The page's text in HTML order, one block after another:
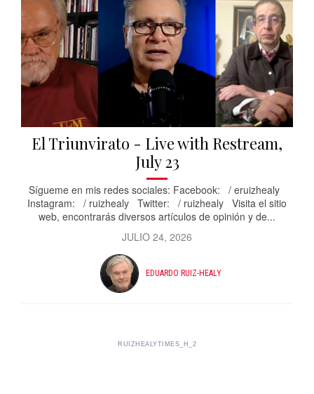
El Triunvirato - Live with Restream,
July 23
Sígueme en mis redes sociales: Facebook: / eruizhealy
Instagram: / ruizhealy Twitter: / ruizhealy Visita el sitio
web, encontrarás diversos artículos de opinión y de...
JULIO 24, 2026
EDUARDO RUIZ-HEALY
RUIZHEALYTIMES_H_2